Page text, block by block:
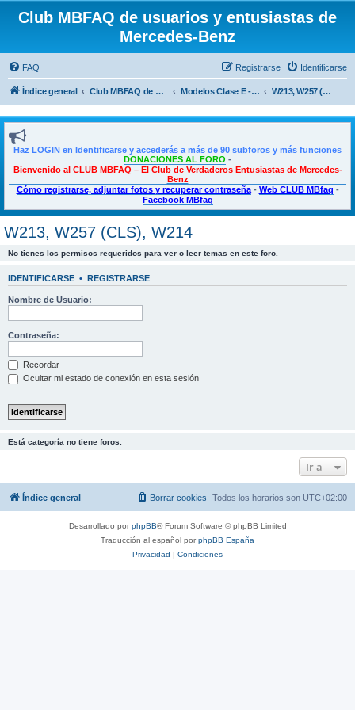
Club MBFAQ de usuarios y entusiastas de
Mercedes-Benz
FAQ Identificarse
Registrarse
Índice general Club MBFAQ de usuarios y entusiastas de Mercedes Benz Modelos Clase E - E Coupé - CLS W213, W257 (CLS), W214
Haz LOGIN en Identificarse y accederás a más de 90 subforos y más funciones
DONACIONES AL FORO -
Bienvenido al CLUB MBFAQ – El Club de Verdaderos Entusiastas de Mercedes-
Benz
Cómo registrarse, adjuntar fotos y recuperar contraseña- Web CLUB MBfaq -
Facebook MBfaq
W213, W257 (CLS), W214
No tienes los permisos requeridos para ver o leer temas en este foro.
IDENTIFICARSE • REGISTRARSE
Nombre de Usuario:
Contraseña:
Recordar
Ocultar mi estado de conexión en esta sesión
Está categoría no tiene foros.
Ir a
Índice general Todos los horarios son UTC+02:00
Borrar cookies
Desarrollado porphpBB® Forum Software © phpBB Limited
Traducción al español porphpBB España
Privacidad | Condiciones